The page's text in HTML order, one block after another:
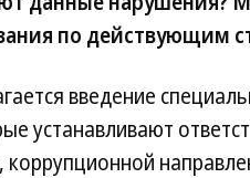
по действующим
введение
устанавливают